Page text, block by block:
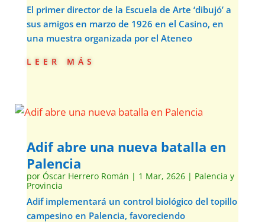
El primer director de la Escuela de Arte ‘dibujó’ a
sus amigos en marzo de 1926 en el Casino, en
una muestra organizada por el Ateneo
leer más
Adif abre una nueva batalla en
Palencia
por Óscar Herrero Román | 1 Mar, 2626| Palencia y
Provincia
Adif implementará un control biológico del topillo
campesino en Palencia, favoreciendo